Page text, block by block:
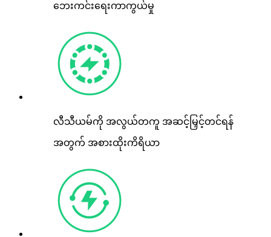
ဘေးကင်းရေးကာကွယ်မှု
လီသီယမ်ကို အလွယ်တကူ အဆင့်မြှင့်တင်ရန်
အတွက် အစားထိုးကိရိယာ